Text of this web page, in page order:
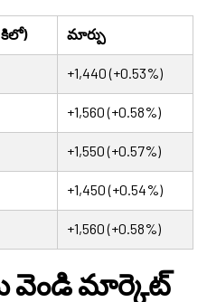
కిలో) మార్పు
+1,440 (+0.53%)
+1,560 (+0.58%)
+1,550 (+0.57%)
+1,450 (+0.54%)
+1,560 (+0.58%)
వెండి మార్కెట్